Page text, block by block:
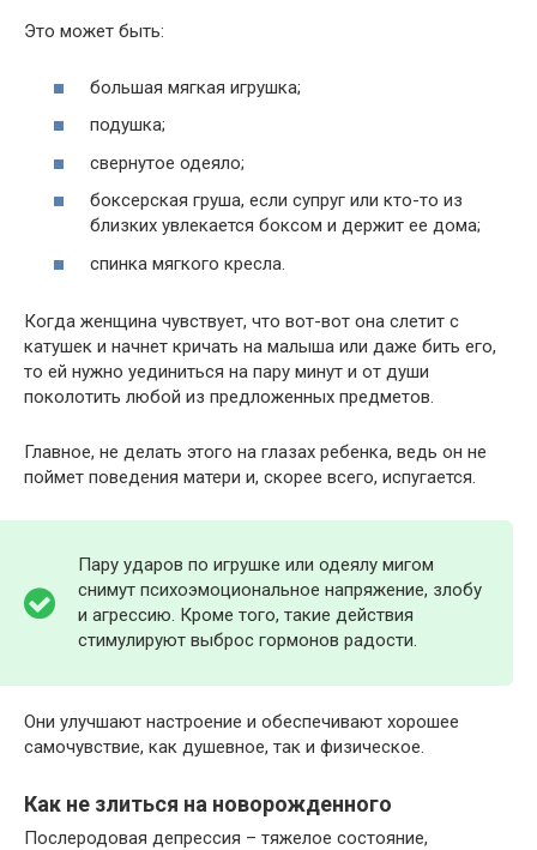
Это может быть:
большая мягкая игрушка;
подушка;
свернутое одеяло;
боксерская груша, если супруг или кто-то из
близких увлекается боксом и держит ее дома;
спинка мягкого кресла.
Когда женщина чувствует, что вот-вот она слетит с
катушек и начнет кричать на малыша или даже бить его,
то ей нужно уединиться на пару минут и от души
поколотить любой из предложенных предметов.
Главное, не делать этого на глазах ребенка, ведь он не
поймет поведения матери и, скорее всего, испугается.
Пару ударов по игрушке или одеялу мигом
снимут психоэмоциональное напряжение, злобу
и агрессию. Кроме того, такие действия
стимулируют выброс гормонов радости.
Они улучшают настроение и обеспечивают хорошее
самочувствие, как душевное, так и физическое.
Как не злиться на новорожденного
Послеродовая депрессия – тяжелое состояние,